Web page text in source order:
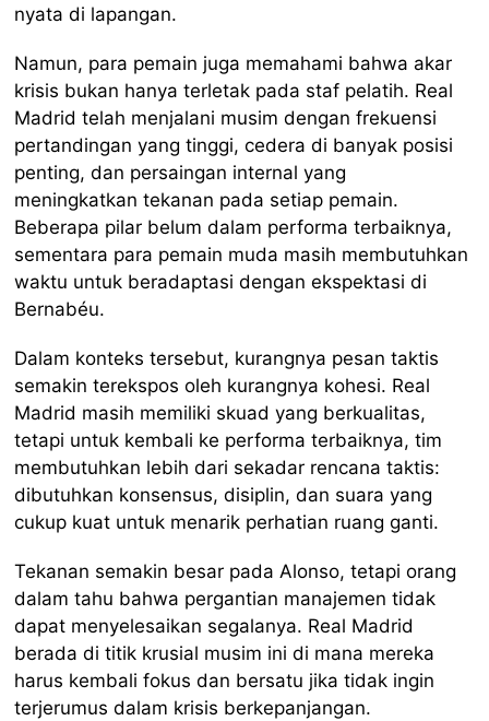
nyata di lapangan.
Namun, para pemain juga memahami bahwa akar
krisis bukan hanya terletak pada staf pelatih. Real
Madrid telah menjalani musim dengan frekuensi
pertandingan yang tinggi, cedera di banyak posisi
penting, dan persaingan internal yang
meningkatkan tekanan pada setiap pemain.
Beberapa pilar belum dalam performa terbaiknya,
sementara para pemain muda masih membutuhkan
waktu untuk beradaptasi dengan ekspektasi di
Bernabéu.
Dalam konteks tersebut, kurangnya pesan taktis
semakin terekspos oleh kurangnya kohesi. Real
Madrid masih memiliki skuad yang berkualitas,
tetapi untuk kembali ke performa terbaiknya, tim
membutuhkan lebih dari sekadar rencana taktis:
dibutuhkan konsensus, disiplin, dan suara yang
cukup kuat untuk menarik perhatian ruang ganti.
Tekanan semakin besar pada Alonso, tetapi orang
dalam tahu bahwa pergantian manajemen tidak
dapat menyelesaikan segalanya. Real Madrid
berada di titik krusial musim ini di mana mereka
harus kembali fokus dan bersatu jika tidak ingin
terjerumus dalam krisis berkepanjangan.